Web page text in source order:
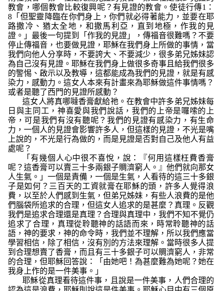
教會，哪個教會比較復興呢？有見證的教會。使徒行傳1：
8 「但聖靈降臨在你們身上，你們就必得著能力，並要在耶
路撒冷、猶太全地，和撒馬利亞，直到地極，作我的見
證。」 最後一句提到 「作我的見證」
，傳福音很難嗎？不要
停止傳福音，也要做見證，耶穌在我們身上所做的事情，當
我們向他人分享時，不要誇大、不要減少，很多弟兄姊妹認
為自己沒有見證。耶穌在我們身上做很多奇事且給我們很多
的警惕、啟示以及教導，這都能成為我們的見證，就是有感
染力，感動力。這女人本來有計畫來為耶穌做這件事情嗎？
或者是聽了西門的見證所感動？
這女人將真哪噠香膏獻給祂。在教會中許多弟兄姊妹每
日與主同工，神喜愛與我們說話，我們的上帝是囉嗦的上
帝，可是我們有沒有聽呢？我們的見證有感染力，有生命
力，一個人的見證會影響許多人，但這樣的見證，不光是嘴
上說的，不光是行為做的，而是見證是否對自己及他人有益
處呢？
「 有幾個人心中很不喜悅，說：『何用這樣枉費香膏
呢？這香膏可以賣三十多兩銀子賙濟窮人。』他們就向那女
人生氣。 」一個是責備，一個是生氣，人看待的這三十多銀
子是如何？三百天的工資就膏在耶穌的頭，許多人覺得浪
費，以至於人們感到生氣，但弟兄姊妹，有些人浪費的是他
們腦袋所追求的合理，但這女人追求的是甚麼？真理。反觀
我們是追求合理還是真理？合理與真理中，我們不知不覺仍
追求了合理，真理從聆聽神的話語而來，時常聆聽神的話
語，神的要求，神的命令時，我們並不理解，所以我們應當
學習相信，除了相信，沒有別的方法來理解。當時很多人提
到合理想賣了香膏，而且有三十多銀子可以賙濟窮人，非常
的合理，但耶穌回答說：
「由她吧！為甚麼難為她呢？她在
我身上作的是一件美事。 」
耶穌從真理看待這件事，且說是一件美事，人們合理的